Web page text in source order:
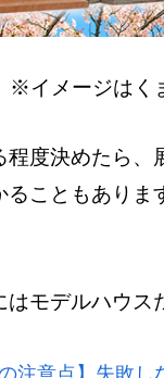
※イメージはく
程度決めたら
こともあり
はモデルハウス